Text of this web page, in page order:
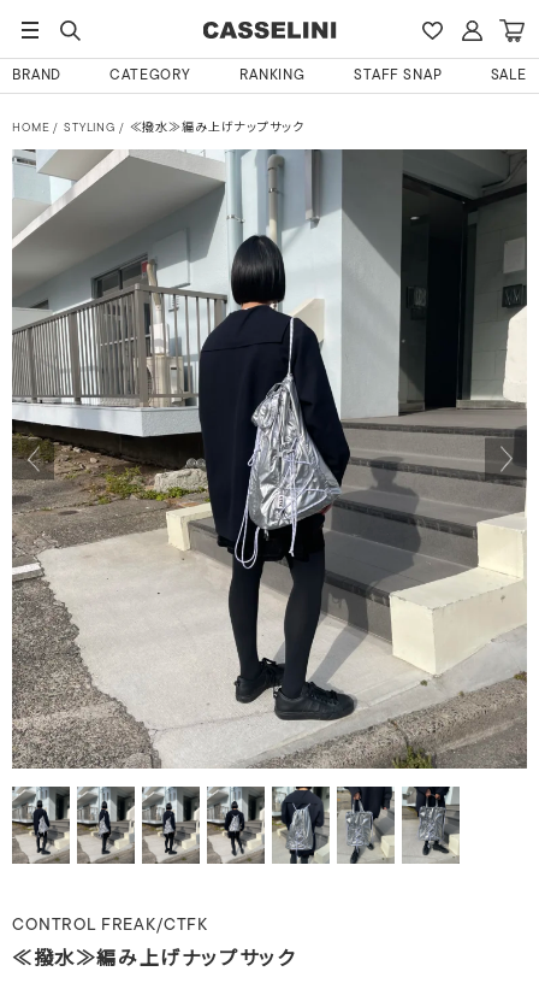
BRAND CATEGORY RANKING STAFF SNAP SALE
HOME STYLING ≪撥水≫編み上げナップサック
CONTROL FREAK/CTFK
≪撥水≫編み上げナップサック